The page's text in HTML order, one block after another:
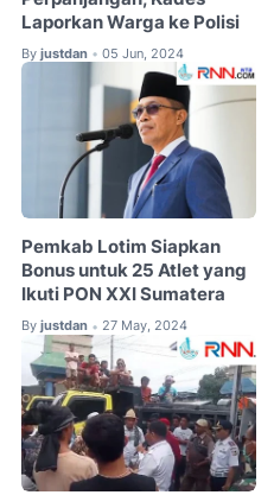
Laporkan Warga ke Polisi
By justdan • 05 Jun, 2024
Pemkab Lotim Siapkan
Bonus untuk 25 Atlet yang
Ikuti PON XXI Sumatera
By justdan • 27 May, 2024